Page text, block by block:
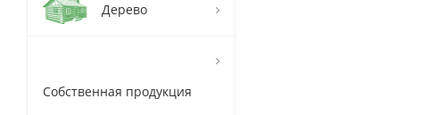
Дерево
Собственная продукция